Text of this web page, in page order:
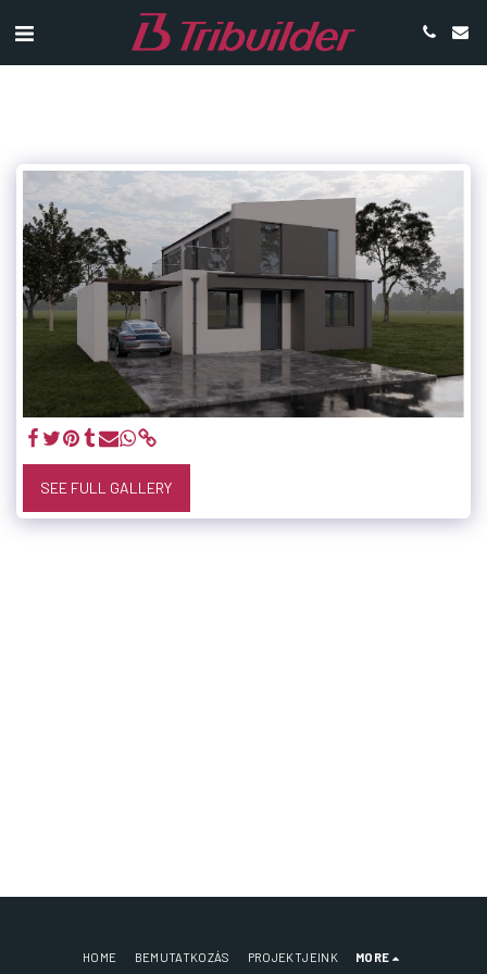
SEE FULL GALLERY
HOME BEMUTATKOZÁS PROJEKTJEINK MORE